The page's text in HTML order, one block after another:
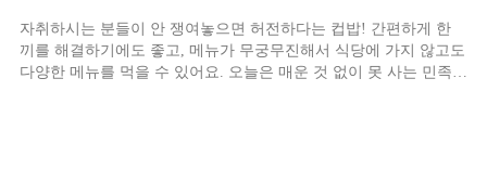
자취하시는 분들이 안 쟁여놓으면 허전하다는 컵밥! 간편하게 한
끼를 해결하기에도 좋고, 메뉴가 무궁무진해서 식당에 가지 않고도
다양한 메뉴를 먹을 수 있어요. 오늘은 매운 것 없이 못 사는 민족으